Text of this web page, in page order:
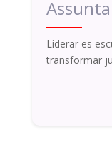
Liderar es
transformar